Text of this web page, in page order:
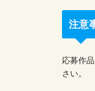
注意
応募作
さい。